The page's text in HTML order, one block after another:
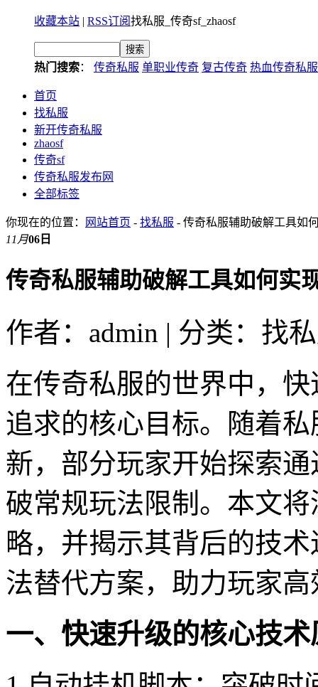
收藏本站 | RSS订阅找私服_传奇sf_zhaosf
热门搜索： 传奇私服 单职业传奇 复古传奇 热血传奇私服
首页
找私服
新开传奇私服
zhaosf
传奇sf
传奇私服发布网
全部标签
你现在的位置： 网站首页 - 找私服 - 传奇私服辅助破解工具如
11月06日
传奇私服辅助破解工具如何实
作者：admin | 分类：找
在传奇私服的世界中，
追求的核心目标。随着
新，部分玩家开始探索
破常规玩法限制。本文
略，并揭示其背后的技
法替代方案，助力玩家
一、快速升级的核心技